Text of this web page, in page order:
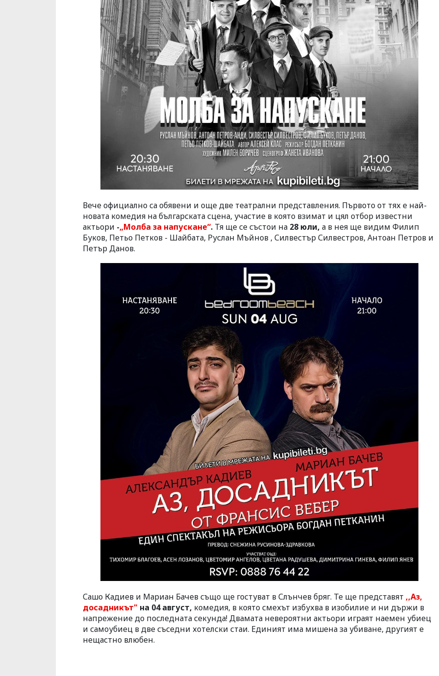
Вече официално са обявени и още две театрални представления. Първото от тях е най-
новата комедия на българската сцена, участие в която взимат и цял отбор известни
актьори -„Молба за напускане“. Тя ще се състои на 28 юли, а в нея ще видим Филип
Буков, Петьо Петков - Шайбата, Руслан Мъйнов , Силвестър Силвестров, Антоан Петров и
Петър Данов.
Сашо Кадиев и Мариан Бачев също ще гостуват в Слънчев бряг. Те ще представят ,,Аз,
досадникът" на 04август, комедия, в която смехът избухва в изобилие и ни държи в
напрежение до последната секунда! Двамата невероятни актьори играят наемен убиец
и самоубиец в две съседни хотелски стаи. Единият има мишена за убиване, другият е
нещастно влюбен.